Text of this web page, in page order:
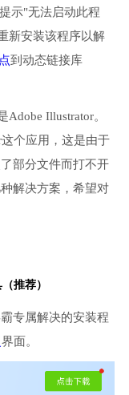
示"无法启动此程
新安装该程序以解
到动态链接库
Illustrator。
个应用，这是由于
部分文件而打不开
解决方案，希望对
推荐）
专属解决的安装程
界面。